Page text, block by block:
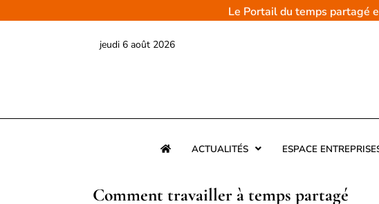
au
Le Portail du temps partagé
jeudi 6 août 2026
ACTUALITÉS ESPACE
Comment travailler à temps partagé